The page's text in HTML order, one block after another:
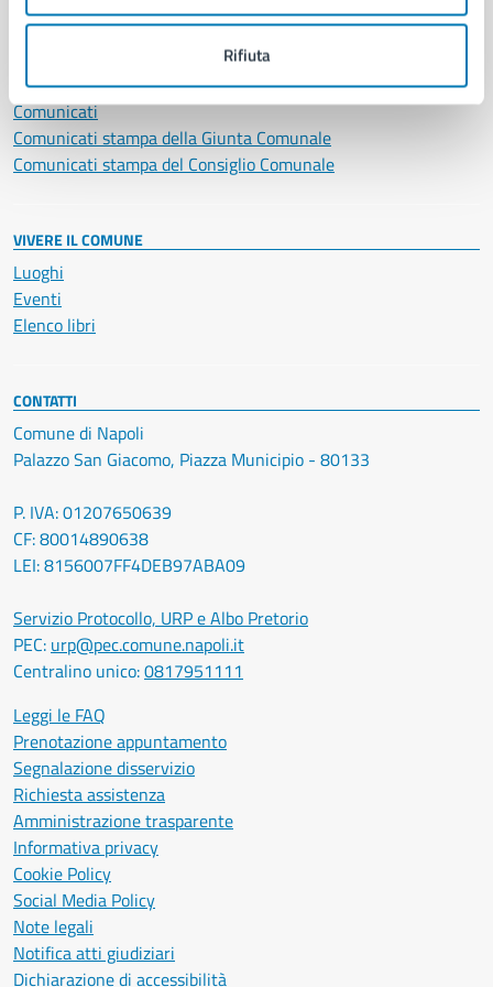
Rifiuta
NOVITÀ
Avvisi
Comunicati
Comunicati stampa della Giunta Comunale
Comunicati stampa del Consiglio Comunale
VIVERE IL COMUNE
Luoghi
Eventi
Elenco libri
CONTATTI
Comune di Napoli
Palazzo San Giacomo, Piazza Municipio - 80133
P. IVA: 01207650639
CF: 80014890638
LEI: 8156007FF4DEB97ABA09
Servizio Protocollo, URP e Albo Pretorio
PEC: urp@pec.comune.napoli.it
Centralino unico:0817951111
Leggi le FAQ
Prenotazione appuntamento
Segnalazione disservizio
Richiesta assistenza
Amministrazione trasparente
Informativa privacy
Cookie Policy
Social Media Policy
Note legali
Notifica atti giudiziari
Dichiarazione di accessibilità